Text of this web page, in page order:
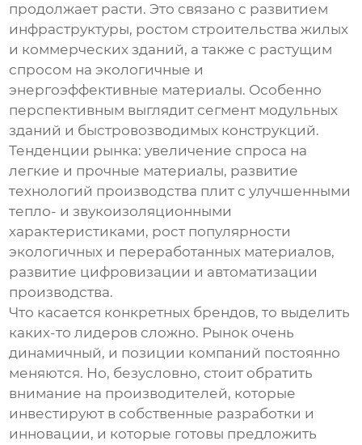
продолжает расти. Это связано с развитием
инфраструктуры, ростом строительства жилых
и коммерческих зданий, а также с растущим
спросом на экологичные и
энергоэффективные материалы. Особенно
перспективным выглядит сегмент модульных
зданий и быстровозводимых конструкций.
Тенденции рынка: увеличение спроса на
легкие и прочные материалы, развитие
технологий производства плит с улучшенными
тепло- и звукоизоляционными
характеристиками, рост популярности
экологичных и переработанных материалов,
развитие цифровизации и автоматизации
производства.
Что касается конкретных брендов, то выделить
каких-то лидеров сложно. Рынок очень
динамичный, и позиции компаний постоянно
меняются. Но, безусловно, стоит обратить
внимание на производителей, которые
инвестируют в собственные разработки и
инновации, и которые готовы предложить